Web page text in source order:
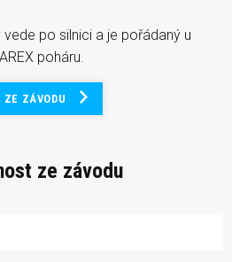
po silnici a je pořádaný u
poháru.
ZE ZÁVODU
ze závodu